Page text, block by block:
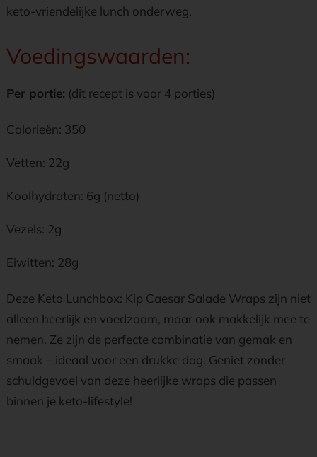
keto-vriendelijke lunch onderweg.
Voedingswaarden:
Per portie: (dit recept is voor 4 porties)
Calorieën: 350
Vetten: 22g
Koolhydraten: 6g (netto)
Vezels: 2g
Eiwitten: 28g
Deze Keto Lunchbox: Kip Caesar Salade Wraps zijn niet
alleen heerlijk en voedzaam, maar ook makkelijk mee te
nemen. Ze zijn de perfecte combinatie van gemak en
smaak – ideaal voor een drukke dag. Geniet zonder
schuldgevoel van deze heerlijke wraps die passen
binnen je keto-lifestyle!